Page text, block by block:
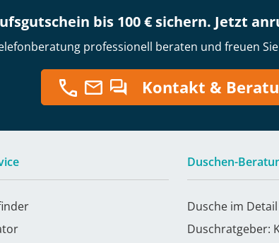
bis 100 € sichern. Jetzt
professionell beraten und freuen
Kontakt &
Duschen-
Dusche im Detail
Duschratgeber: